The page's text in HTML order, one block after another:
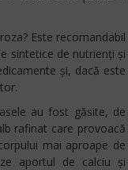
Este recomandabil
sintetice de nutrienți și
și, dacă este
au fost găsite, de
rafinat care provoacă
mai aproape de
aportul de calciu și